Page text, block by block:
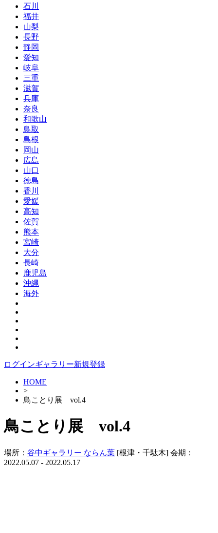
石川
福井
山梨
長野
静岡
愛知
岐阜
三重
滋賀
兵庫
奈良
和歌山
鳥取
島根
岡山
広島
山口
徳島
香川
愛媛
高知
佐賀
熊本
宮崎
大分
長崎
鹿児島
沖縄
海外
ログインギャラリー新規登録
HOME
>
鳥ことり展 vol.4
鳥ことり展 vol.4
場所： 谷中ギャラリー ならん葉 [根津・千駄木] 会期：
2022.05.07 - 2022.05.17